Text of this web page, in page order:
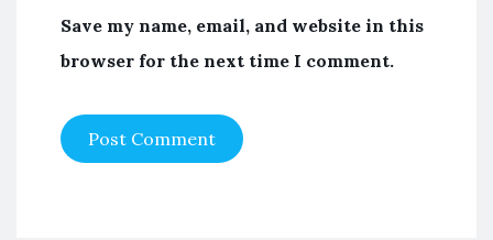
Save my name, email, and website in this
browser for the next time I comment.